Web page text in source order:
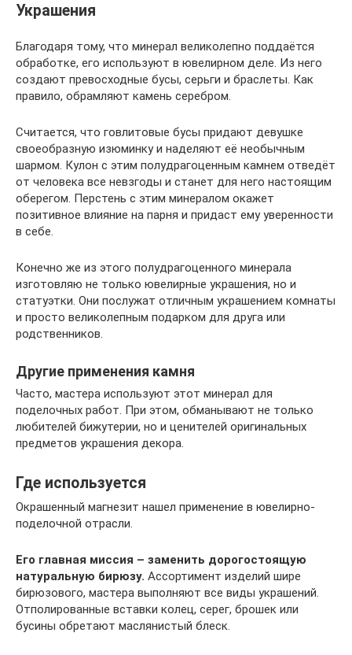
Украшения
Благодаря тому, что минерал великолепно поддаётся
обработке, его используют в ювелирном деле. Из него
создают превосходные бусы, серьги и браслеты. Как
правило, обрамляют камень серебром.
Считается, что говлитовые бусы придают девушке
своеобразную изюминку и наделяют её необычным
шармом. Кулон с этим полудрагоценным камнем отведёт
от человека все невзгоды и станет для него настоящим
оберегом. Перстень с этим минералом окажет
позитивное влияние на парня и придаст ему уверенности
в себе.
Конечно же из этого полудрагоценного минерала
изготовляю не только ювелирные украшения, но и
статуэтки. Они послужат отличным украшением комнаты
и просто великолепным подарком для друга или
родственников.
Другие применения камня
Часто, мастера используют этот минерал для
поделочных работ. При этом, обманывают не только
любителей бижутерии, но и ценителей оригинальных
предметов украшения декора.
Где используется
Окрашенный магнезит нашел применение в ювелирно-
поделочной отрасли.
Его главная миссия – заменить дорогостоящую
натуральную бирюзу. Ассортимент изделий шире
бирюзового, мастера выполняют все виды украшений.
Отполированные вставки колец, серег, брошек или
бусины обретают маслянистый блеск.